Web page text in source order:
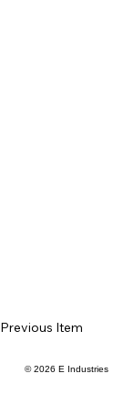
Previous Item
© 2026 E Industries